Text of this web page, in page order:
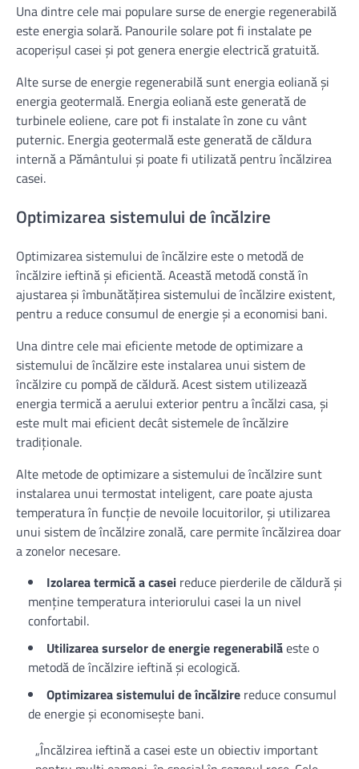
Una dintre cele mai populare surse de energie regenerabilă
este energia solară. Panourile solare pot fi instalate pe
acoperișul casei și pot genera energie electrică gratuită.
Alte surse de energie regenerabilă sunt energia eoliană și
energia geotermală. Energia eoliană este generată de
turbinele eoliene, care pot fi instalate în zone cu vânt
puternic. Energia geotermală este generată de căldura
internă a Pământului și poate fi utilizată pentru încălzirea
casei.
Optimizarea sistemului de încălzire
Optimizarea sistemului de încălzire este o metodă de
încălzire ieftină și eficientă. Această metodă constă în
ajustarea și îmbunătățirea sistemului de încălzire existent,
pentru a reduce consumul de energie și a economisi bani.
Una dintre cele mai eficiente metode de optimizare a
sistemului de încălzire este instalarea unui sistem de
încălzire cu pompă de căldură. Acest sistem utilizează
energia termică a aerului exterior pentru a încălzi casa, și
este mult mai eficient decât sistemele de încălzire
tradiționale.
Alte metode de optimizare a sistemului de încălzire sunt
instalarea unui termostat inteligent, care poate ajusta
temperatura în funcție de nevoile locuitorilor, și utilizarea
unui sistem de încălzire zonală, care permite încălzirea doar
a zonelor necesare.
Izolarea termică a casei reduce pierderile de căldură și
menține temperatura interiorului casei la un nivel
confortabil.
Utilizarea surselor de energie regenerabilăeste o
metodă de încălzire ieftină și ecologică.
Optimizarea sistemului de încălzire reduce consumul
de energie și economisește bani.
„Încălzirea ieftină a casei este un obiectiv important